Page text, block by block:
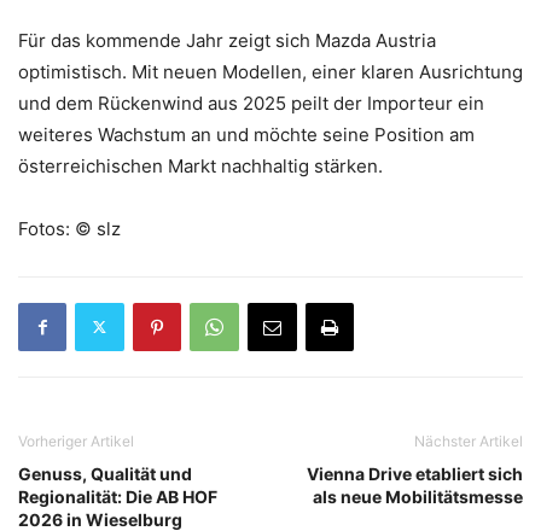
Für das kommende Jahr zeigt sich Mazda Austria
optimistisch. Mit neuen Modellen, einer klaren Ausrichtung
und dem Rückenwind aus 2025 peilt der Importeur ein
weiteres Wachstum an und möchte seine Position am
österreichischen Markt nachhaltig stärken.
Fotos: © slz
Vorheriger Artikel
Genuss, Qualität und
Regionalität: Die AB HOF
2026 in Wieselburg
Nächster Artikel
Vienna Drive etabliert sich
als neue Mobilitätsmesse